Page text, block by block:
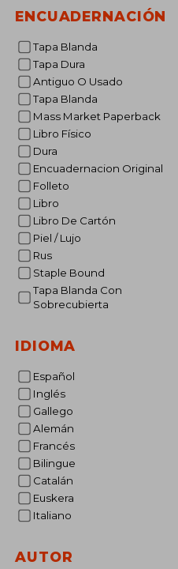
ENCUADERNACIÓN
Tapa Blanda
Tapa Dura
Antiguo O Usado
Tapa Blanda
Mass Market Paperback
Libro Físico
Dura
Encuadernacion Original
Folleto
Libro
Libro De Cartón
Piel / Lujo
Rus
Staple Bound
Tapa Blanda Con
Sobrecubierta
IDIOMA
Español
Inglés
Gallego
Alemán
Francés
Bilingue
Catalán
Euskera
Italiano
AUTOR